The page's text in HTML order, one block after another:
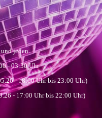
jeden
- 03:30 Uhr
- 18:00 Uhr bis 23:00 Uhr)
- 17:00 Uhr bis 22:00 Uhr)